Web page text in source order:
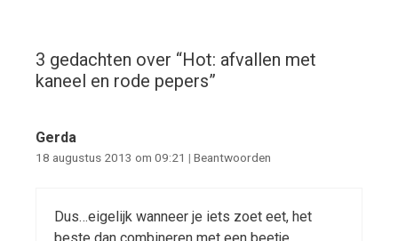
3 gedachten over “Hot: afvallen met
kaneel en rode pepers”
Gerda
18 augustus 2013 om 09:21 | Beantwoorden
Dus…eigelijk wanneer je iets zoet eet, het